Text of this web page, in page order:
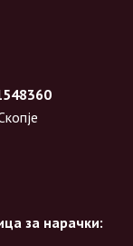
за нарачки: